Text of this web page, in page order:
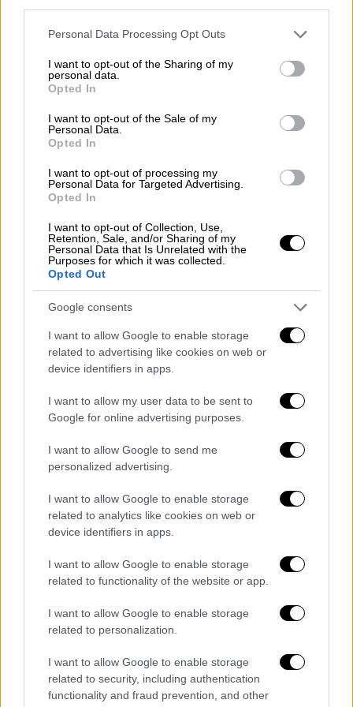
Please note that this website/app uses one or more Google
not limited to your visit or usage behaviour. You may click to
grant or deny consent to Google and its third-party tags to
use your data for below specified purposes in below Google
consent section.
Personal Data Processing Opt Outs
I want to opt-out of the Sharing of my
personal data.
Opted In
I want to opt-out of the Sale of my
Personal Data.
Opted In
I want to opt-out of processing my
Personal Data for Targeted Advertising.
Opted In
I want to opt-out of Collection, Use,
Retention, Sale, and/or Sharing of my
Personal Data that Is Unrelated with the
Purposes for which it was collected.
Opted Out
Google consents
I want to allow Google to enable storage
related to advertising like cookies on web or
device identifiers in apps.
I want to allow my user data to be sent to
Google for online advertising purposes.
I want to allow Google to send me
personalized advertising.
I want to allow Google to enable storage
related to analytics like cookies on web or
device identifiers in apps.
I want to allow Google to enable storage
related to functionality of the website or app.
I want to allow Google to enable storage
related to personalization.
I want to allow Google to enable storage
related to security, including authentication
functionality and fraud prevention, and other
Και μετά διαπιστώνουμε ότι έχει ανοίξει
τρύπα στον τοίχο του υπνοδωματίου μας,
εξωτερικό τοίχο και έχουν πέσει τα τούβλα
μέσα».
Η στιγμή απεγκλωβισμού των δύο
ηλικιωμένων
διαμέρισμά διαμένουν δύο ηλικιωμένοι
οι οποίοι, όπως φαίνεται στο βίντεο του
Orange Press Agency, απομακρύνθηκαν από
την πολυκατοικία έχοντας τις αισθήσεις
τους.
Μεγάλη φωτιά σε διαμέρισμα στου
Γκύζη
Ύστερα από τησοβαρή έκρηξη της φιάλης
αερίου, η γειτονιά της οδού Ραγκαβή στου
επικράτησε έντονος πανικός και
αναστάτωση.
Στην επιχείρηση κατάσβεσης της φωτιάς,
κλήθηκαν να επιχειρήσουν21 πυροσβέστες